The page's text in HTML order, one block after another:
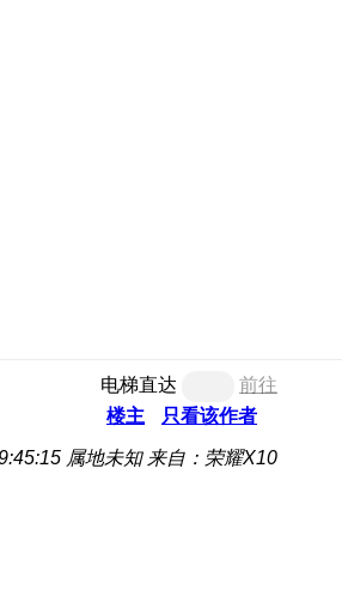
电梯直达
前往
楼主
只看该作者
属地未知 来自：荣耀X10